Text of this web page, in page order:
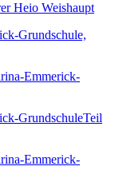
Heio Weishaupt
Emmerick-
Emmerick-